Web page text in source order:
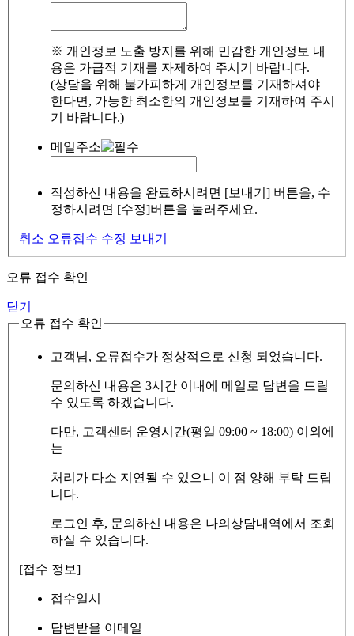
※ 개인정보 노출 방지를 위해 민감한 개인정보 내
용은 가급적 기재를 자제하여 주시기 바랍니다.
(상담을 위해 불가피하게 개인정보를 기재하셔야
한다면, 가능한 최소한의 개인정보를 기재하여 주시
기 바랍니다.)
메일주소
작성하신 내용을 완료하시려면 [보내기] 버튼을, 수
정하시려면 [수정]버튼을 눌러주세요.
취소 오류접수 수정 보내기
오류 접수 확인
닫기
오류 접수 확인
고객님, 오류접수가 정상적으로 신청 되었습니다.
문의하신 내용은 3시간 이내에 메일로 답변을 드릴
수 있도록 하겠습니다.
다만, 고객센터 운영시간(평일 09:00 ~ 18:00) 이외에
는
처리가 다소 지연될 수 있으니 이 점 양해 부탁 드립
니다.
로그인 후, 문의하신 내용은 나의상담내역에서 조회
하실 수 있습니다.
[접수 정보]
접수일시
답변받을 이메일